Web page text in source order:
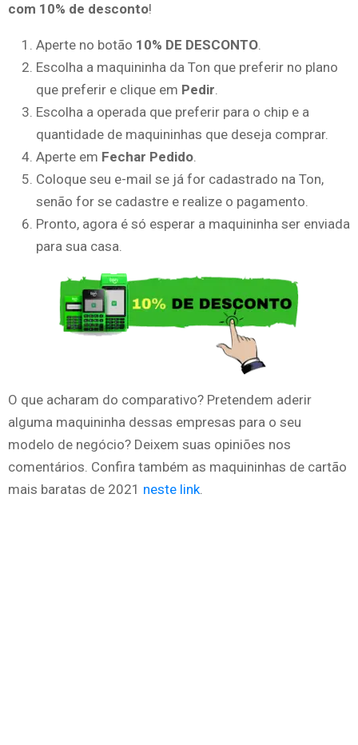
com 10% de desconto!
Aperte no botão 10% DE DESCONTO.
Escolha a maquininha da Ton que preferir no plano
que preferir e clique em Pedir.
Escolha a operada que preferir para o chip e a
quantidade de maquininhas que deseja comprar.
Aperte em Fechar Pedido.
Coloque seu e-mail se já for cadastrado na Ton,
senão for se cadastre e realize o pagamento.
Pronto, agora é só esperar a maquininha ser enviada
para sua casa.
O que acharam do comparativo? Pretendem aderir
alguma maquininha dessas empresas para o seu
modelo de negócio? Deixem suas opiniões nos
comentários. Confira também as maquininhas de cartão
mais baratas de 2021 neste link.